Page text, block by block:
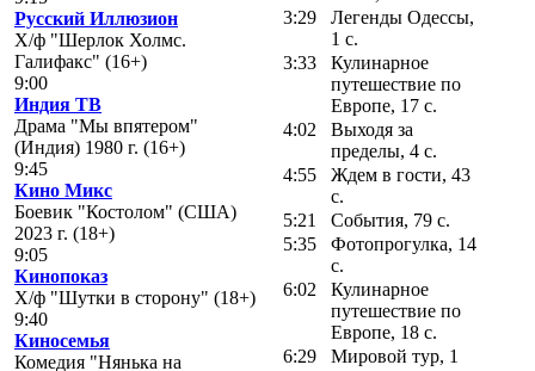
Русский Иллюзион
Х/ф "Шерлок Холмс.
Галифакс" (16+)
9:00
Индия ТВ
Драма "Мы впятером"
(Индия) 1980 г. (16+)
9:45
Кино Микс
Боевик "Костолом" (США)
2023 г. (18+)
9:05
Кинопоказ
Х/ф "Шутки в сторону" (18+)
9:40
Киносемья
Комедия "Нянька на
3:29
Легенды Одессы,
1 с.
3:33
Кулинарное
путешествие по
Европе, 17 с.
4:02
Выходя за
пределы, 4 с.
4:55
Ждем в гости, 43
с.
5:21
События, 79 с.
5:35
Фотопрогулка, 14
с.
6:02
Кулинарное
путешествие по
Европе, 18 с.
6:29
Мировой тур, 1